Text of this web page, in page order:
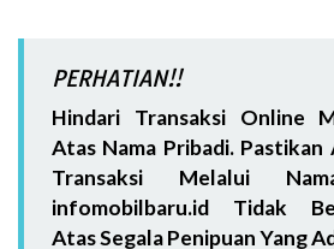
PERHATIAN!!
Hindari Transaksi Online
Atas Nama Pribadi. Pastikan
Transaksi Melalui
infomobilbaru.id Tidak
Atas Segala Penipuan Yang